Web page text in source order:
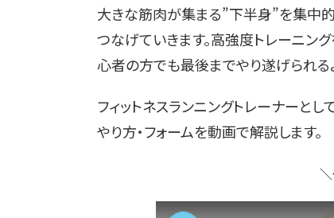
大きな筋肉が集まる”下半身”を集中的
つなげていきます。高強度トレーニン
心者の方でも最後までやり遂げられる
フィットネスランニングトレーナーと
やり方・フォームを動画で解説しま